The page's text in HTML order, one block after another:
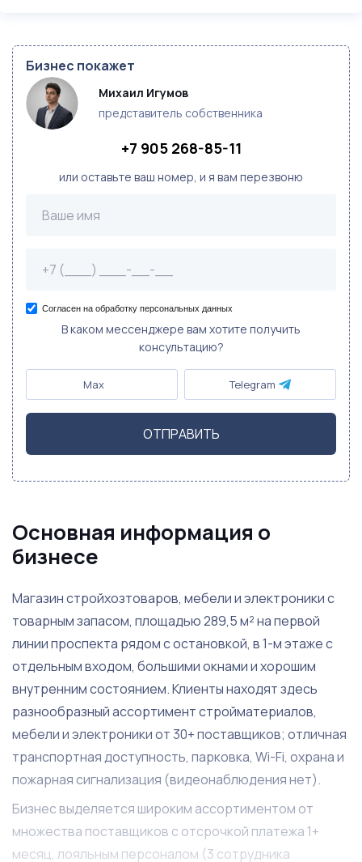
Бизнес покажет
Михаил Игумов
представитель собственника
+7 905 268-85-11
или оставьте ваш номер, и я вам перезвоню
Согласен на обработку персональных данных
В каком мессенджере вам хотите получить
консультацию?
Max Telegram
ОТПРАВИТЬ
Основная информация о
бизнесе
Магазин стройхозтоваров, мебели и электроники с
товарным запасом, площадью 289,5 м² на первой
линии проспекта рядом с остановкой, в 1-м этаже с
отдельным входом, большими окнами и хорошим
внутренним состоянием. Клиенты находят здесь
разнообразный ассортимент стройматериалов,
мебели и электроники от 30+ поставщиков; отличная
транспортная доступность, парковка, Wi-Fi, охрана и
пожарная сигнализация (видеонаблюдения нет).
Бизнес выделяется широким ассортиментом от
множества поставщиков с отсрочкой платежа 1+
месяц, лояльным персоналом (3 сотрудника